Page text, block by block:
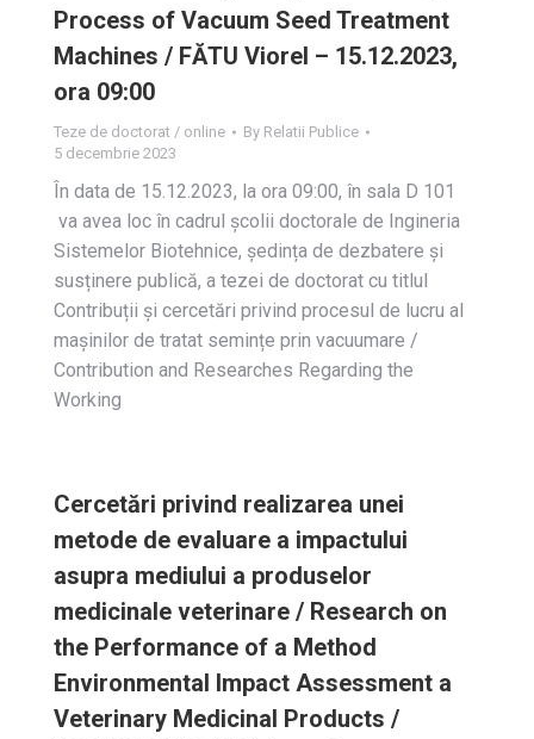
Process of Vacuum Seed Treatment
Machines / FĂTU Viorel – 15.12.2023,
ora 09:00
Teze de doctorat / online By Relatii Publice
5 decembrie 2023
În data de 15.12.2023, la ora 09:00, în sala D 101
va avea loc în cadrul școlii doctorale de Ingineria
Sistemelor Biotehnice, ședința de dezbatere și
susținere publică, a tezei de doctorat cu titlul
Contribuții și cercetări privind procesul de lucru al
mașinilor de tratat semințe prin vacuumare /
Contribution and Researches Regarding the
Working
Cercetări privind realizarea unei
metode de evaluare a impactului
asupra mediului a produselor
medicinale veterinare / Research on
the Performance of a Method
Environmental Impact Assessment a
Veterinary Medicinal Products /